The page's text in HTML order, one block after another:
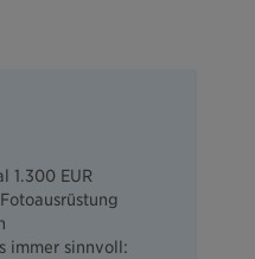
1.300 EUR
immer sinnvoll: